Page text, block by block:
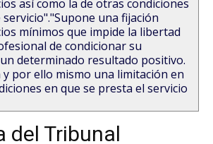
así como la de otras condiciones
una fijación
mínimos que impide la libertad
de condicionar su
determinado resultado positivo.
por ello mismo una limitación en
en que se presta el servicio
del Tribunal